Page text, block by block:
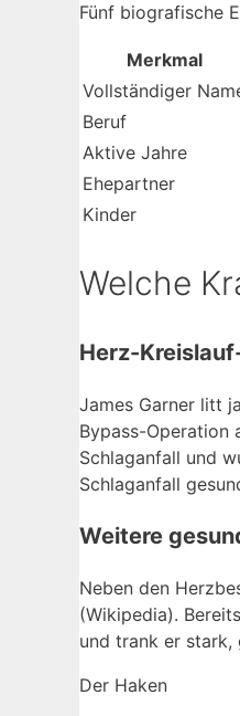
Fünf biografische
Merkmal
Vollständiger
Beruf
Aktive Jahre
Ehepartner
Kinder
Welche
Herz-
James Garner litt
Bypass-Operation
Schlaganfall und
Schlaganfall
Weitere
Neben den
(Wikipedia).
und trank er stark,
Der Haken